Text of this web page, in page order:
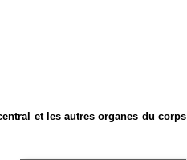
et les autres organes du corps